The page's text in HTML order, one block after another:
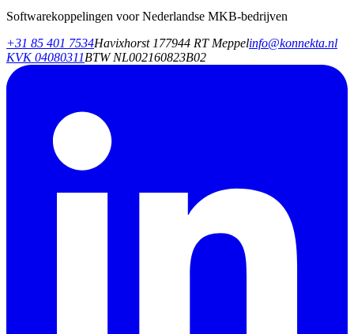
Softwarekoppelingen voor Nederlandse MKB‑bedrijven
+31 85 401 7534Havixhorst 177944 RT Meppelinfo@konnekta.nl
KVK 04080311BTW NL002160823B02